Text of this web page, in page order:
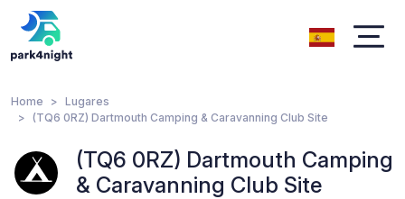
Home
Lugares
(TQ6 0RZ) Dartmouth Camping & Caravanning Club Site
(TQ6 0RZ) Dartmouth Camping
& Caravanning Club Site